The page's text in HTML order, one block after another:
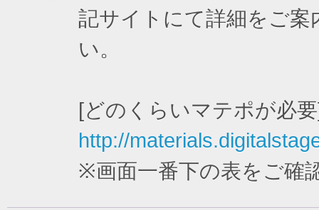
記サイトにて詳細をご
い。
[どのくらいマテポが必
http://
※画面一番下の表をご確